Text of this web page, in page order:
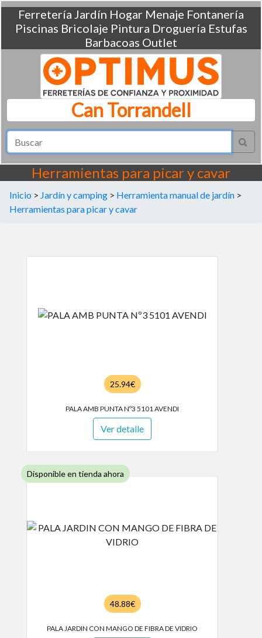
Ferretería Jardín Hogar Menaje Fontanería
Piscinas Bricolaje Pintura Droguería Estufas
Barbacoas Outlet
Can Torrandell
Herramientas para picar y cavar
Inicio > Jardín y camping > Herramienta manual de jardín >
Herramientas para picar y cavar
25.94€
PALA AMB PUNTA Nº3 5101 AVENDI
Ver detalle
Disponible en tienda ahora
48.88€
PALA JARDIN CON MANGO DE FIBRA DE VIDRIO